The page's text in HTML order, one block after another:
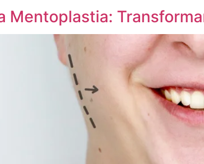
Mentoplastia: